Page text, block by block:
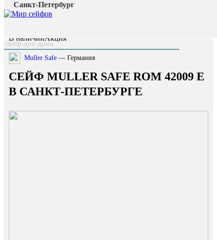
Санкт-Петербург
Главная страница /
Каталог /
В наличииАкция
Muller Safe — Германия
СЕЙФ MULLER SAFE ROM 42009 E
В САНКТ-ПЕТЕРБУРГЕ